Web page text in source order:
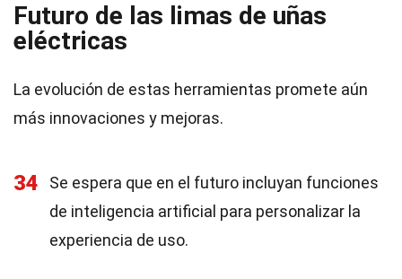
Futuro de las limas de uñas
eléctricas
La evolución de estas herramientas promete aún
más innovaciones y mejoras.
34
Se espera que en el futuro incluyan funciones
de inteligencia artificial para personalizar la
experiencia de uso.